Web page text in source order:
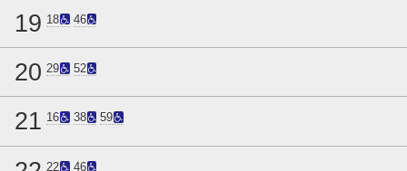
19 18 46
20 29 52
21 16 38 59
22 46